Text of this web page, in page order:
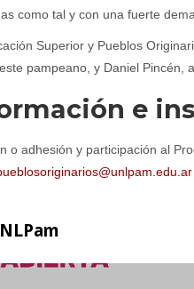
como tal y con una fuerte
Superior y Pueblos
pampeano, y Daniel Pincén,
e
o adhesión y participación al